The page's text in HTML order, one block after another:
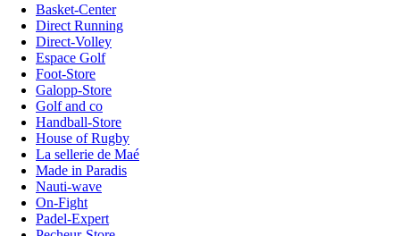
Basket-Center
Direct Running
Direct-Volley
Espace Golf
Foot-Store
Galopp-Store
Golf and co
Handball-Store
House of Rugby
La sellerie de Maé
Made in Paradis
Nauti-wave
On-Fight
Padel-Expert